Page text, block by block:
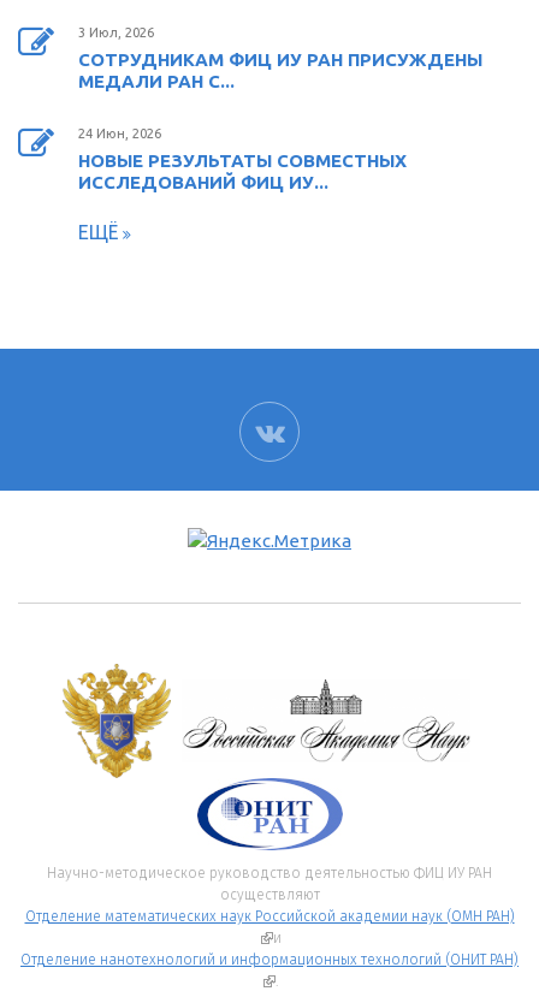
3 Июл, 2026
СОТРУДНИКАМ ФИЦ ИУ РАН ПРИСУЖДЕНЫ
МЕДАЛИ РАН С...
24 Июн, 2026
НОВЫЕ РЕЗУЛЬТАТЫ СОВМЕСТНЫХ
ИССЛЕДОВАНИЙ ФИЦ ИУ...
ЕЩЁ
ВК
Научно-методическое руководство деятельностью ФИЦ ИУ РАН
осуществляют
Отделение математических наук Российской академии наук (ОМН РАН)
(внешняя ссылка)
и
Отделение нанотехнологий и информационных технологий (ОНИТ РАН)
(внешняя ссылка)
.